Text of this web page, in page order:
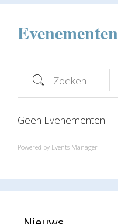
Evenementen
Zoeken
Geen Evenementen
Powered by Events Manager